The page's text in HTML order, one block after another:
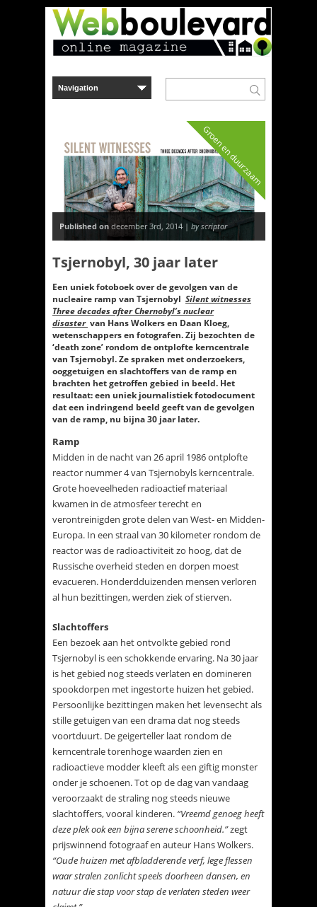
Groen en duurzaam
Published on december 3rd, 2014 | by scriptor
Tsjernobyl, 30 jaar later
Een uniek fotoboek over de gevolgen van de
nucleaire ramp van Tsjernobyl Silent witnesses
Three decades after Chernobyl’s nuclear
disaster van Hans Wolkers en Daan Kloeg,
wetenschappers en fotografen. Zij bezochten de
‘death zone’ rondom de ontplofte kerncentrale
van Tsjernobyl. Ze spraken met onderzoekers,
ooggetuigen en slachtoffers van de ramp en
brachten het getroffen gebied in beeld. Het
resultaat: een uniek journalistiek fotodocument
dat een indringend beeld geeft van de gevolgen
van de ramp, nu bijna 30 jaar later.
Ramp
Midden in de nacht van 26 april 1986 ontplofte
reactor nummer 4 van Tsjernobyls kerncentrale.
Grote hoeveelheden radioactief materiaal
kwamen in de atmosfeer terecht en
verontreinigden grote delen van West- en Midden-
Europa. In een straal van 30 kilometer rondom de
reactor was de radioactiviteit zo hoog, dat de
Russische overheid steden en dorpen moest
evacueren. Honderdduizenden mensen verloren
al hun bezittingen, werden ziek of stierven.
Slachtoffers
Een bezoek aan het ontvolkte gebied rond
Tsjernobyl is een schokkende ervaring. Na 30 jaar
is het gebied nog steeds verlaten en domineren
spookdorpen met ingestorte huizen het gebied.
Persoonlijke bezittingen maken het levensecht als
stille getuigen van een drama dat nog steeds
voortduurt. De geigerteller laat rondom de
kerncentrale torenhoge waarden zien en
radioactieve modder kleeft als een giftig monster
onder je schoenen. Tot op de dag van vandaag
veroorzaakt de straling nog steeds nieuwe
slachtoffers, vooral kinderen. “Vreemd genoeg heeft
deze plek ook een bijna serene schoonheid.”zegt
prijswinnend fotograaf en auteur Hans Wolkers.
“Oude huizen met afbladderende verf, lege flessen
waar stralen zonlicht speels doorheen dansen, en
natuur die stap voor stap de verlaten steden weer